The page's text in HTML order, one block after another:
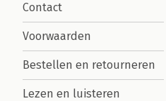
Contact
Voorwaarden
Bestellen en retourneren
Lezen en luisteren